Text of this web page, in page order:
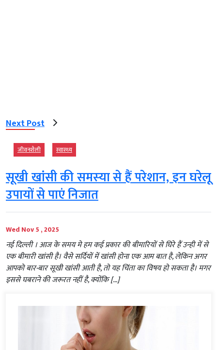
Next Post
जीवनशैली स्‍वास्‍थ्‍य
सूखी खांसी की समस्‍या से हैं परेशान, इन घरेलू
उपायों से पाएं निजात
Wed Nov 5 , 2025
नई दिल्ली । आज के समय मे हम कई प्रकार की बीमारियों से घिरे हैं उन्‍ही में से
एक बीमारी खांसी है। वैसे सर्दियों में खांसी होना एक आम बात है, लेकिन अगर
आपको बार-बार सूखी खांसी आती है, तो यह चिंता का विषय हो सकता है। मगर
इससे घबराने की जरूरत नहीं है, क्योंकि […]